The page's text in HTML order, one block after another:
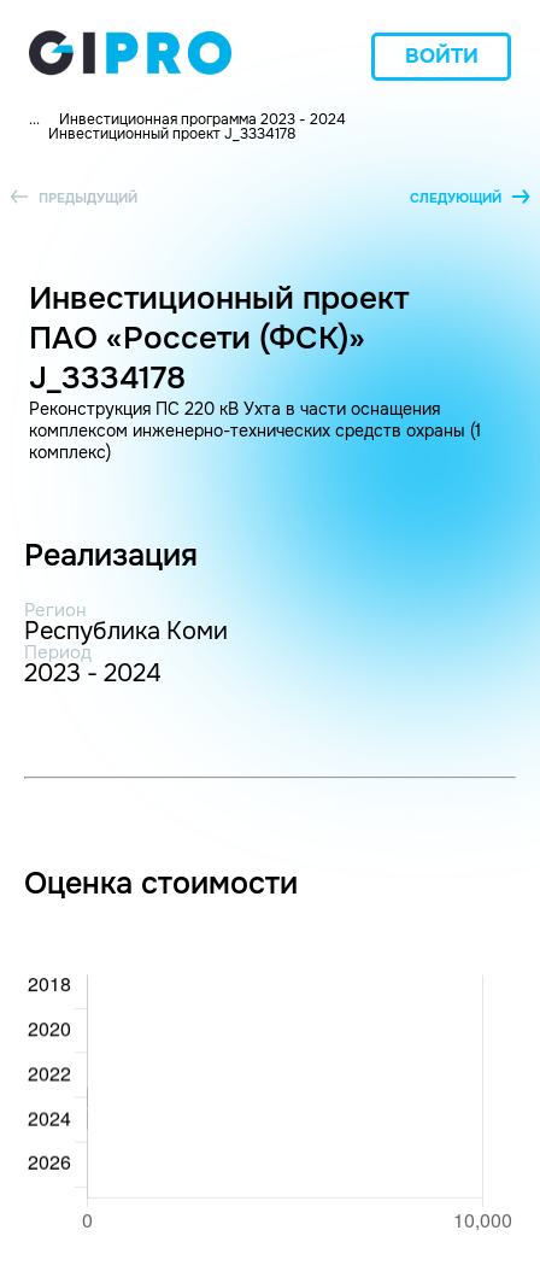
ВОЙТИ
... Инвестиционная программа 2023 - 2024
Инвестиционный проект J_3334178
ПРЕДЫДУЩИЙ СЛЕДУЮЩИЙ
Инвестиционный проект
ПАО «Россети (ФСК)»
J_3334178
Реконструкция ПС 220 кВ Ухта в части оснащения
комплексом инженерно-технических средств охраны (1
комплекс)
Реализация
Регион
Республика Коми
Период
2023 - 2024
Оценка стоимости